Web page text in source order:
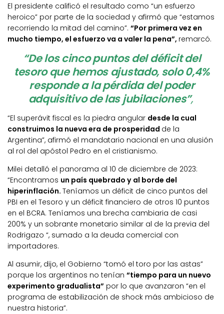
El presidente calificó el resultado como “un esfuerzo
heroico” por parte de la sociedad y afirmó que “estamos
recorriendo la mitad del camino”. “Por primera vez en
mucho tiempo, el esfuerzo va a valer la pena”, remarcó.
“De los cinco puntos del déficit del
tesoro que hemos ajustado, solo 0,4%
responde a la pérdida del poder
adquisitivo de las jubilaciones”,
“El superávit fiscal es la piedra angular desde la cual
construimos la nueva era de prosperidad de la
Argentina”, afirmó el mandatario nacional en una alusión
al rol del apóstol Pedro en el cristianismo.
Milei detalló el panorama al 10 de diciembre de 2023:
“Encontramos un país quebrado y al borde del
hiperinflación. Teníamos un déficit de cinco puntos del
PBI en el Tesoro y un déficit financiero de otros 10 puntos
en el BCRA. Teníamos una brecha cambiaria de casi
200% y un sobrante monetario similar al de la previa del
Rodrigazo “, sumado a la deuda comercial con
importadores.
Al asumir, dijo, el Gobierno “tomó el toro por las astas”
porque los argentinos no tenían “tiempo para un nuevo
experimento gradualista” por lo que avanzaron “en el
programa de estabilización de shock más ambicioso de
nuestra historia”.